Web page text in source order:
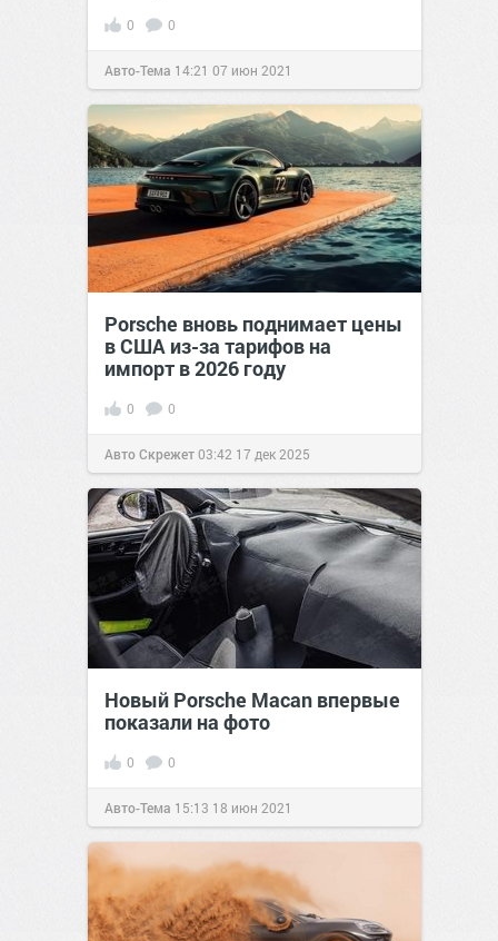
0 0
Авто-Тема 14:21 07 июн 2021
Porsche вновь поднимает цены
в США из-за тарифов на
импорт в 2026 году
0 0
Авто Скрежет03:42 17 дек 2025
Новый Porsche Macan впервые
показали на фото
0 0
Авто-Тема 15:13 18 июн 2021